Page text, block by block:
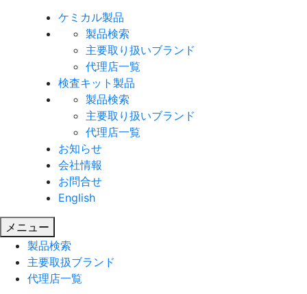
ケミカル製品
製品検索
主要取り扱いブランド
代理店一覧
検査キット製品
製品検索
主要取り扱いブランド
代理店一覧
お知らせ
会社情報
お問合せ
English
メニュー
製品検索
主要取扱ブランド
代理店一覧